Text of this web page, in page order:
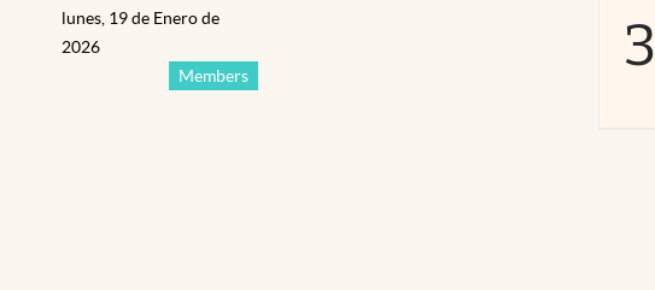
Members
lunes, 19 de Enero de
2026
3